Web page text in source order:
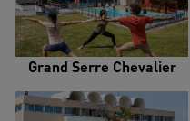
Grand Serre Chevalier